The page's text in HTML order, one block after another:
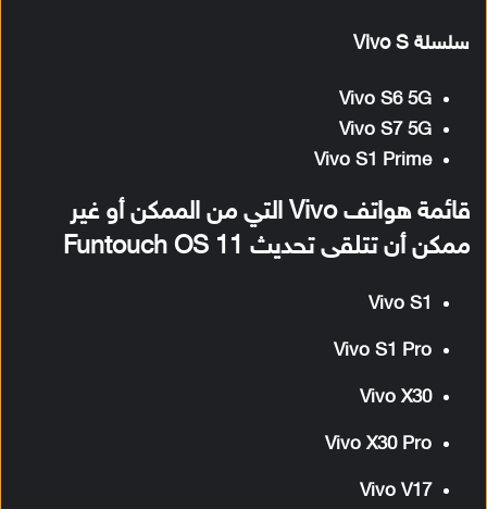
سلسلة Vivo S
Vivo S6 5G
Vivo S7 5G
Vivo S1 Prime
قائمة هواتف Vivo التي من الممكن أو غير
ممكن أن تتلقى تحديث Funtouch OS 11
Vivo S1
Vivo S1 Pro
Vivo X30
Vivo X30 Pro
Vivo V17